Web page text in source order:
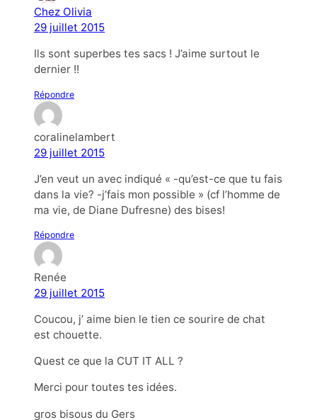
Chez Olivia
29 juillet 2015
Ils sont superbes tes sacs ! J’aime surtout le
dernier !!
Répondre
coralinelambert
29 juillet 2015
J’en veut un avec indiqué « -qu’est-ce que tu fais
dans la vie? -j’fais mon possible » (cf l’homme de
ma vie, de Diane Dufresne) des bises!
Répondre
Renée
29 juillet 2015
Coucou, j’ aime bien le tien ce sourire de chat
est chouette.
Quest ce que la CUT IT ALL ?
Merci pour toutes tes idées.
gros bisous du Gers